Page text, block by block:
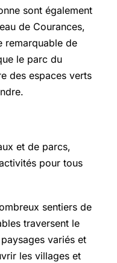
sont également
de Courances,
remarquable de
le parc du
des espaces verts
et de parcs,
pour tous
sentiers de
traversent le
variés et
les villages et